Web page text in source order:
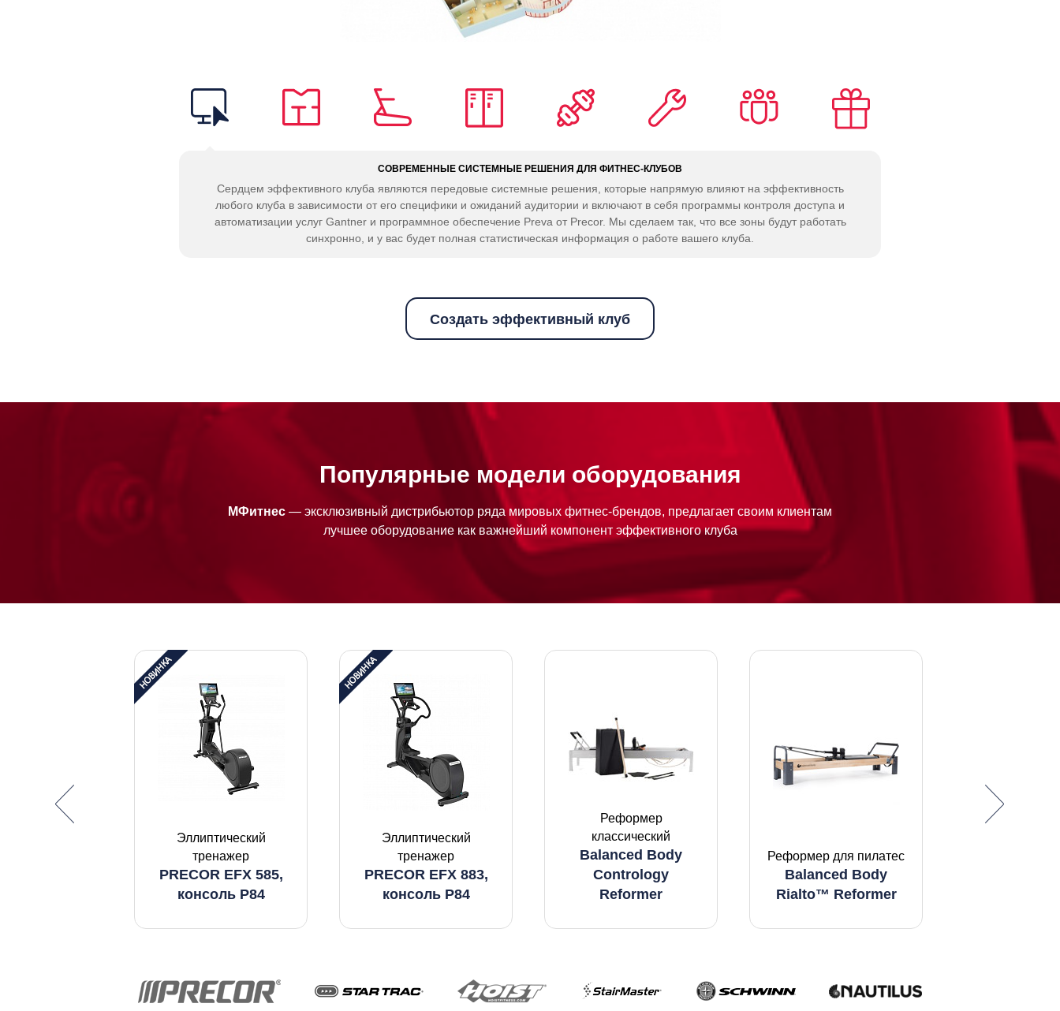
СОВРЕМЕННЫЕ СИСТЕМНЫЕ РЕШЕНИЯ ДЛЯ ФИТНЕС-КЛУБОВ
Сердцем эффективного клуба являются передовые системные решения, которые напрямую влияют на эффективность
любого клуба в зависимости от его специфики и ожиданий аудитории и включают в себя программы контроля доступа и
автоматизации услуг Gantner и программное обеспечение Preva от Precor. Мы сделаем так, что все зоны будут работать
синхронно, и у вас будет полная статистическая информация о работе вашего клуба.
Создать эффективный клуб
Популярные модели оборудования
МФитнес — эксклюзивный дистрибьютор ряда мировых фитнес-брендов, предлагает своим клиентам
лучшее оборудование как важнейший компонент эффективного клуба
Эллиптический
тренажер
PRECOR EFX 585,
консоль P84
Эллиптический
тренажер
PRECOR EFX 883,
консоль P84
Реформер
классический
Balanced Body
Contrology
Reformer
Реформер для пилатес
Balanced Body
Rialto™ Reformer
Беговая